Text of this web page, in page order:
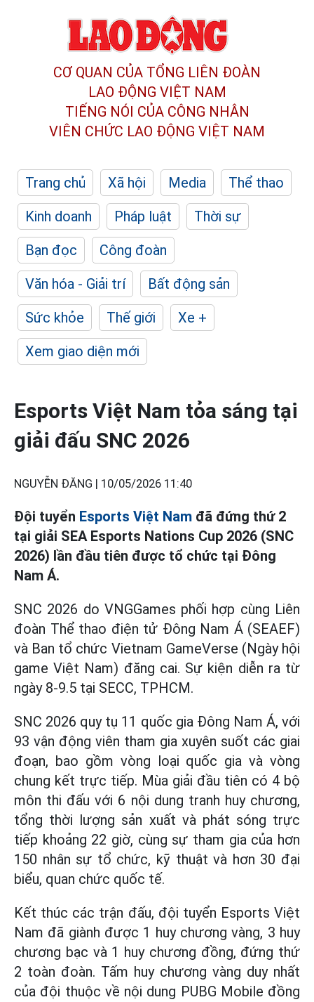
CƠ QUAN CỦA TỔNG LIÊN ĐOÀN
LAO ĐỘNG VIỆT NAM
TIẾNG NÓI CỦA CÔNG NHÂN
VIÊN CHỨC LAO ĐỘNG VIỆT NAM
Trang chủ Xã hội Media
Thể thao
Kinh doanh
Pháp luật
Thời sự
Bạn đọc
Công đoàn
Văn hóa - Giải trí
Bất động sản
Sức khỏe
Thế giới
Xe +
Xem giao diện mới
Esports Việt Nam tỏa sáng tại
giải đấu SNC 2026
NGUYỄN ĐĂNG | 10/05/2026 11:40
Đội tuyển Esports Việt Nam đã đứng thứ 2
tại giải SEA Esports Nations Cup 2026 (SNC
2026) lần đầu tiên được tổ chức tại Đông
Nam Á.
SNC 2026 do VNGGames phối hợp cùng Liên
đoàn Thể thao điện tử Đông Nam Á (SEAEF)
và Ban tổ chức Vietnam GameVerse (Ngày hội
game Việt Nam) đăng cai. Sự kiện diễn ra từ
ngày 8-9.5 tại SECC, TPHCM.
SNC 2026 quy tụ 11 quốc gia Đông Nam Á, với
93 vận động viên tham gia xuyên suốt các giai
đoạn, bao gồm vòng loại quốc gia và vòng
chung kết trực tiếp. Mùa giải đầu tiên có 4 bộ
môn thi đấu với 6 nội dung tranh huy chương,
tổng thời lượng sản xuất và phát sóng trực
tiếp khoảng 22 giờ, cùng sự tham gia của hơn
150 nhân sự tổ chức, kỹ thuật và hơn 30 đại
biểu, quan chức quốc tế.
Kết thúc các trận đấu, đội tuyển Esports Việt
Nam đã giành được 1 huy chương vàng, 3 huy
chương bạc và 1 huy chương đồng, đứng thứ
2 toàn đoàn. Tấm huy chương vàng duy nhất
của đội thuộc về nội dung PUBG Mobile đồng